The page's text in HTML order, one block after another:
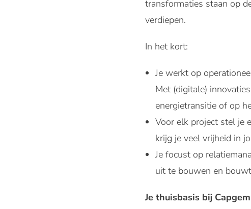
transformaties staan op
verdiepen.
In het kort:
Je werkt op
Met (digitale)
energietransitie of op
Voor elk project stel je
krijg je veel vrijheid in
Je focust op
uit te bouwen en
Je thuisbasis bij